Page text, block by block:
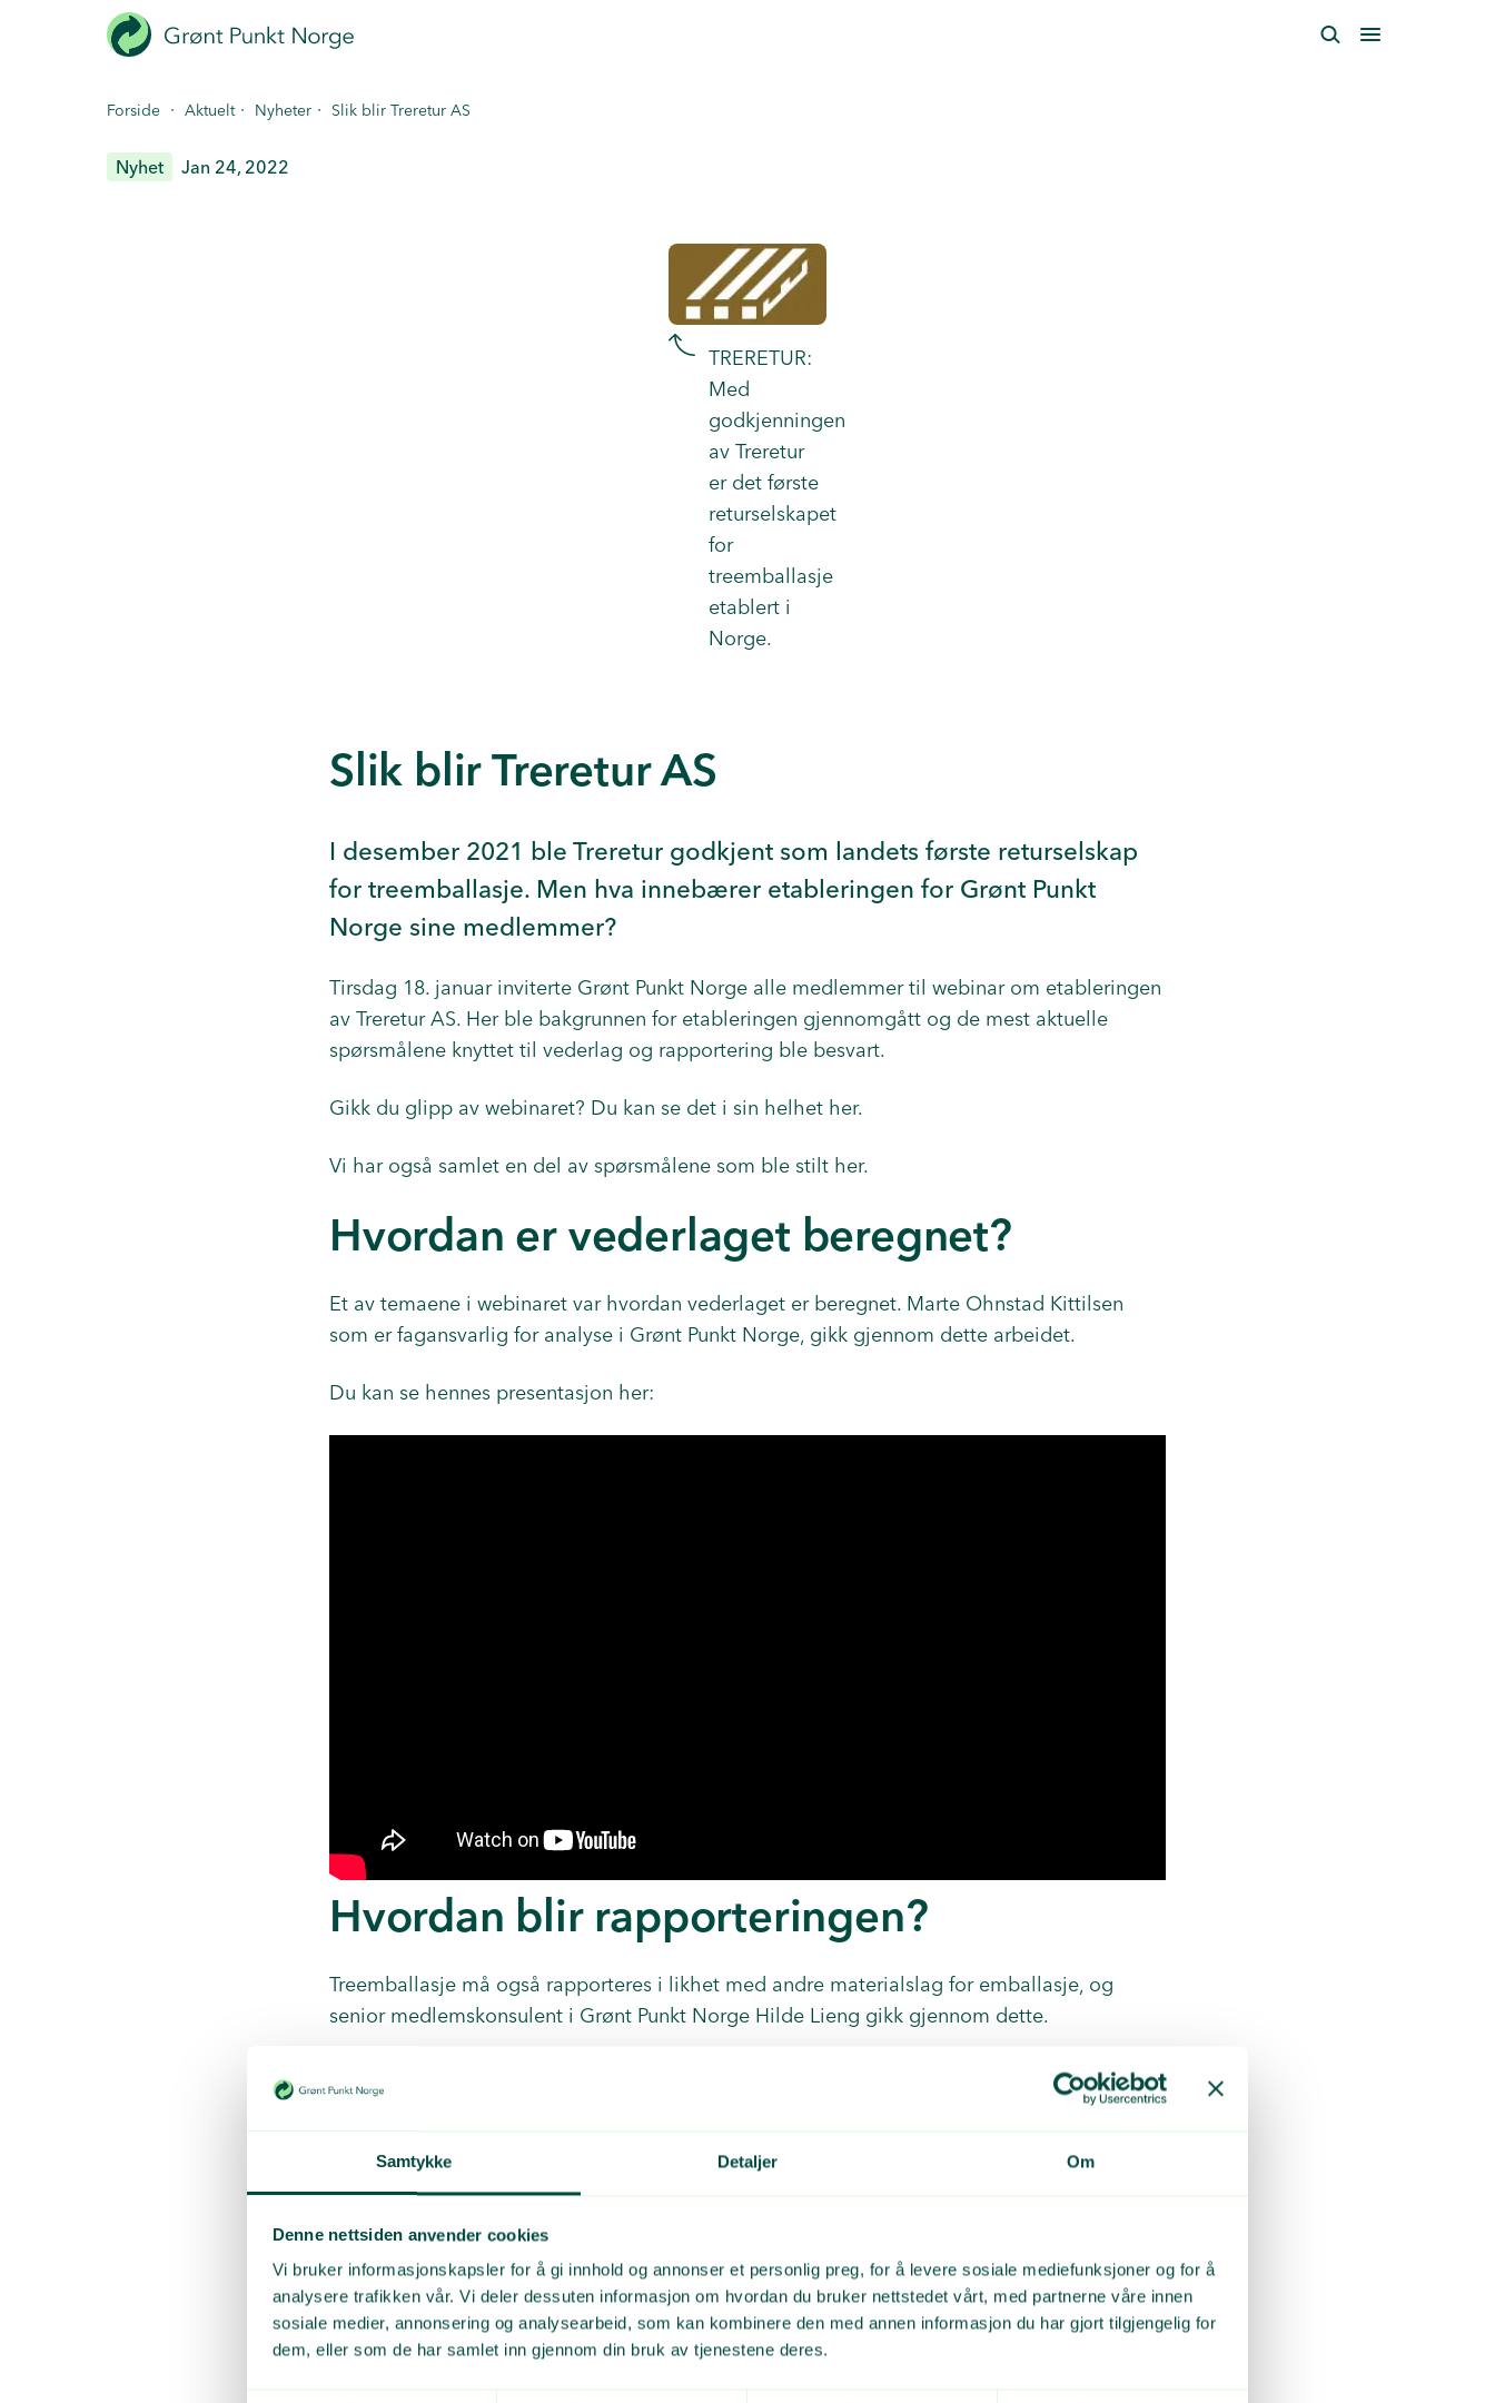
Samtykke Detaljer Om
Denne nettsiden anvender cookies
Vi bruker informasjonskapsler for å gi innhold og annonser et personlig preg, for å levere sosiale mediefunksjoner og for å
analysere trafikken vår. Vi deler dessuten informasjon om hvordan du bruker nettstedet vårt, med partnerne våre innen
sosiale medier, annonsering og analysearbeid, som kan kombinere den med annen informasjon du har gjort tilgjengelig for
dem, eller som de har samlet inn gjennom din bruk av tjenestene deres.
Forside · Aktuelt · Nyheter · Slik blir Treretur AS
Nyhet Jan 24, 2022
TRERETUR:
Med
godkjenningen
av Treretur
er det første
returselskapet
for
treemballasje
etablert i
Norge.
Slik blir Treretur AS
I desember 2021 ble Treretur godkjent som landets første returselskap
for treemballasje. Men hva innebærer etableringen for Grønt Punkt
Norge sine medlemmer?
Tirsdag 18. januar inviterte Grønt Punkt Norge alle medlemmer til webinar om etableringen
av Treretur AS. Her ble bakgrunnen for etableringen gjennomgått og de mest aktuelle
spørsmålene knyttet til vederlag og rapportering ble besvart.
Gikk du glipp av webinaret? Du kan se det i sin helhet her.
Vi har også samlet en del av spørsmålene som ble stilt her.
Hvordan er vederlaget beregnet?
Et av temaene i webinaret var hvordan vederlaget er beregnet. Marte Ohnstad Kittilsen
som er fagansvarlig for analyse i Grønt Punkt Norge, gikk gjennom dette arbeidet.
Du kan se hennes presentasjon her:
Hvordan blir rapporteringen?
Treemballasje må også rapporteres i likhet med andre materialslag for emballasje, og
senior medlemskonsulent i Grønt Punkt Norge Hilde Lieng gikk gjennom dette.